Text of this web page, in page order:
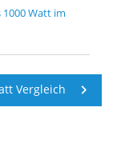
Wattim
Vergleich